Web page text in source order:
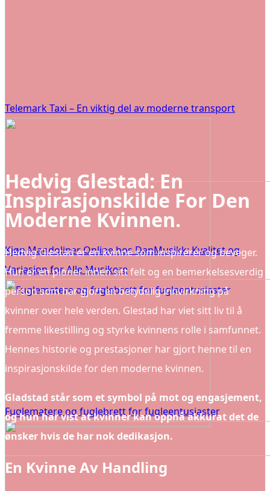
Telemark Taxi – En viktig del av moderne transport
Kjøp Mandoliner Online hos DanMusikk: Kvalitet og
Variasjon for Alle Musikere
Fuglematere og fuglebrett for fugleentusiaster
Hedvig Glestad: En
Inspirasjonskilde For Den
Moderne Kvinnen.
Hedvig Glestad er en kvinne som inspirerer og beveger.
Hun er en pioner innen sitt felt og en bemerkelsesverdig
person som har gjort en betydelig innvirkning på
kvinner over hele verden. Glestad har viet sitt liv til å
fremme likestilling og styrke kvinnens rolle i samfunnet.
Hennes historie og prestasjoner har gjort henne til en
inspirasjonskilde for den moderne kvinnen.
Gladstad står som et symbol på mot og engasjement,
og hun har vist at kvinner kan oppnå akkurat det de
ønsker hvis de har nok dedikasjon.
En Kvinne Av Handling